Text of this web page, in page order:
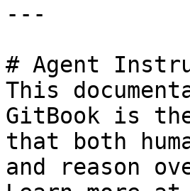
---
# Agent
This
GitBook is
that both
and reason